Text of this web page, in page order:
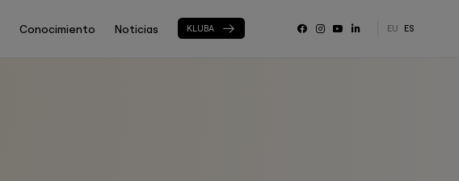
Conocimiento Noticias KLUBA EU ES